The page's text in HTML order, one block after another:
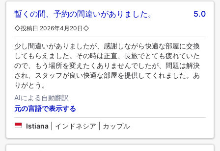
暫くの間、予約の間違いがありました。 5.0
◇投稿日 2026年4月20日◇
少し間違いがありましたが、感謝しながら快適な部屋に交換
してもらえました。その時は正直、長旅でとても疲れていた
ので、もう場所を変えたくありませんでしたが、問題は解決
され、スタッフが良い快適な部屋を提供してくれました。あ
りがとう。
AIによる自動翻訳
元の言語で表示する
Istiana インドネシア | カップル